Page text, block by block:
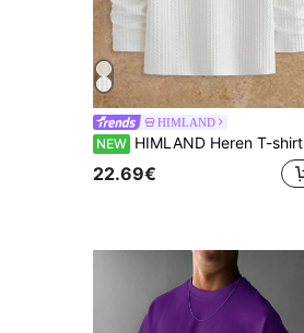
HIMLAND
NEW HIMLAND Heren T-shirt met letterprint, ronde hals, losse pasvorm, casual, lange mouwen
22.69€